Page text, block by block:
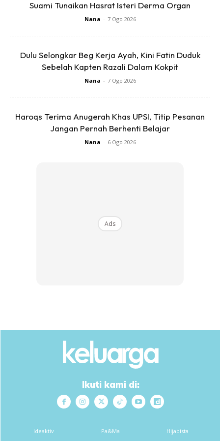
mengekalkan harga 50 sen pada roti canai yang dijual.
Sayang Nak Buang Botol, Terus Buat
Projek Tanam Sayur Dalam Botol. Hasilnya Tanaman
Suami Tunaikan Hasrat Isteri Derma Organ
Nana - 7 Ogo 2026
Dulu Selongkar Beg Kerja Ayah, Kini Fatin Duduk
Sebelah Kapten Razali Dalam Kokpit
Nana - 7 Ogo 2026
Haroqs Terima Anugerah Khas UPSI, Titip Pesanan
Jangan Pernah Berhenti Belajar
Nana - 6 Ogo 2026
Ads
Ikuti kami di:
Ideaktiv Pa&Ma Hijabista